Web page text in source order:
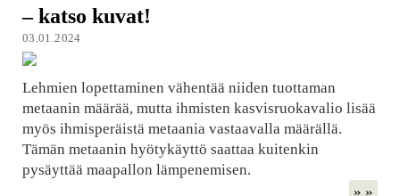
– katso kuvat!
03.01.2024
Lehmien lopettaminen vähentää niiden tuottaman
metaanin määrää, mutta ihmisten kasvisruokavalio lisää
myös ihmisperäistä metaania vastaavalla määrällä.
Tämän metaanin hyötykäyttö saattaa kuitenkin
pysäyttää maapallon lämpenemisen.
» »